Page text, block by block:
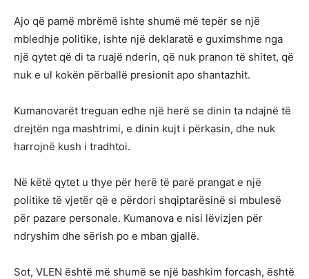
Ajo që pamë mbrëmë ishte shumë më tepër se një
mbledhje politike, ishte një deklaratë e guximshme nga
një qytet që di ta ruajë nderin, që nuk pranon të shitet, që
nuk e ul kokën përballë presionit apo shantazhit.
Kumanovarët treguan edhe një herë se dinin ta ndajnë të
drejtën nga mashtrimi, e dinin kujt i përkasin, dhe nuk
harrojnë kush i tradhtoi.
Në këtë qytet u thye për herë të parë prangat e një
politike të vjetër që e përdori shqiptarësinë si mbulesë
për pazare personale. Kumanova e nisi lëvizjen për
ndryshim dhe sërish po e mban gjallë.
Sot, VLEN është më shumë se një bashkim forcash, është